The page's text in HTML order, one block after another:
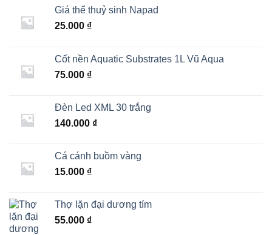
Giá thể thuỷ sinh Napad
25.000 ₫
Cốt nền Aquatic Substrates 1L Vũ Aqua
75.000 ₫
Đèn Led XML 30 trắng
140.000 ₫
Cá cánh buồm vàng
15.000 ₫
Thợ lặn đại dương tím
55.000 ₫